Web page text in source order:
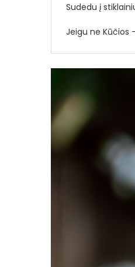
Sudedu į
Jeigu ne Kūčios